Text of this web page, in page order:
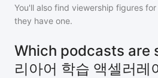
You'll also find viewership figures
they have one.
Which podcasts are
리아어 학습 액셀러레